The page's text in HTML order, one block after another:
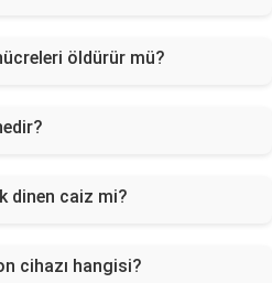
öldürür mü?
dinen caiz mi?
cihazı hangisi?